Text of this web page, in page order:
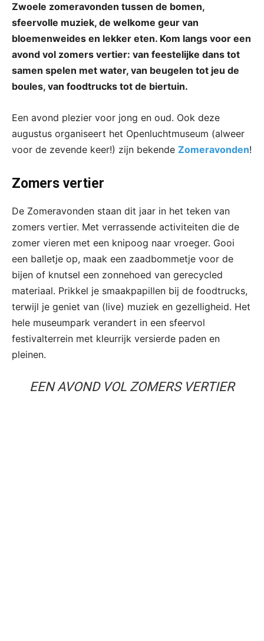
Zwoele zomeravonden tussen de bomen,
sfeervolle muziek, de welkome geur van
bloemenweides en lekker eten. Kom langs voor een
avond vol zomers vertier: van feestelijke dans tot
samen spelen met water, van beugelen tot jeu de
boules, van foodtrucks tot de biertuin.
Een avond plezier voor jong en oud. Ook deze
augustus organiseert het Openluchtmuseum (alweer
voor de zevende keer!) zijn bekende Zomeravonden!
Zomers vertier
De Zomeravonden staan dit jaar in het teken van
zomers vertier. Met verrassende activiteiten die de
zomer vieren met een knipoog naar vroeger. Gooi
een balletje op, maak een zaadbommetje voor de
bijen of knutsel een zonnehoed van gerecycled
materiaal. Prikkel je smaakpapillen bij de foodtrucks,
terwijl je geniet van (live) muziek en gezelligheid. Het
hele museumpark verandert in een sfeervol
festivalterrein met kleurrijk versierde paden en
pleinen.
EEN AVOND VOL ZOMERS VERTIER